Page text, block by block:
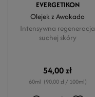
EVERGETIKON
Olejek z Awokado
Intensywna regeneracja
suchej skóry
54,00 zł
60ml (90,00 zł / 100ml)